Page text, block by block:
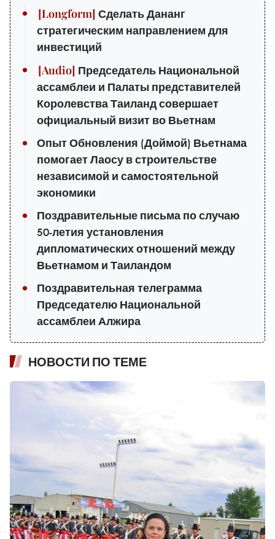
Сделать Дананг
стратегическим направлением для
инвестиций
Председатель Национальной
ассамблеи и Палаты представителей
Королевства Таиланд совершает
официальный визит во Вьетнам
Опыт Обновления (Доймой) Вьетнама
помогает Лаосу в строительстве
независимой и самостоятельной
экономики
Поздравительные письма по случаю
50-летия установления
дипломатических отношений между
Вьетнамом и Таиландом
Поздравительная телеграмма
Председателю Национальной
ассамблеи Алжира
НОВОСТИ ПО ТЕМЕ